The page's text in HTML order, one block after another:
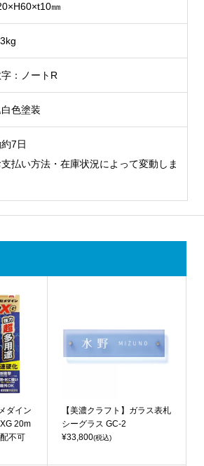
㎜
：ノートR
色塗装
7日
払い方法・在庫状況によって変動しま
ダイン
20m
不可
【美濃クラフト】ガラス表札
シーグラス GC-2
¥33,800(税込)